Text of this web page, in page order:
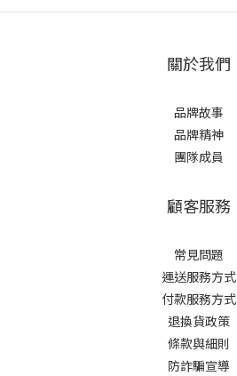
關於我們
品牌故事
品牌精神
團隊成員
顧客服務
常見問題
運送服務方式
付款服務方式
退換貨政策
條款與細則
防詐騙宣導